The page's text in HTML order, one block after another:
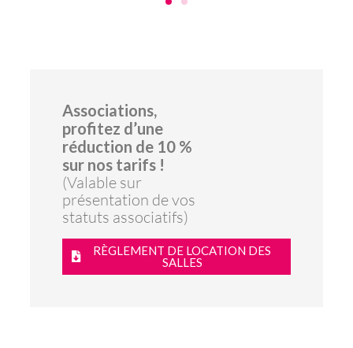
Associations,
profitez d’une
réduction de 10 %
sur nos tarifs !
(Valable sur
présentation de vos
statuts associatifs)
RÈGLEMENT DE LOCATION DES
SALLES